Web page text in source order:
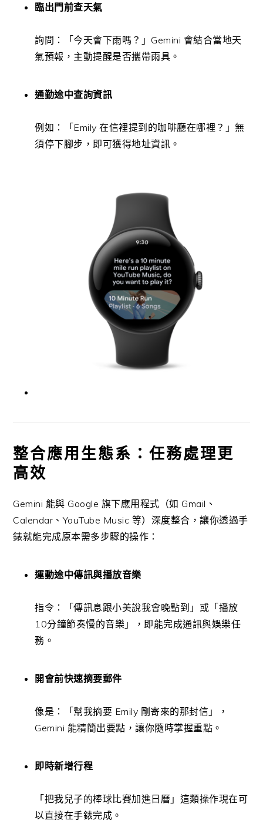
臨出門前查天氣
詢問：「今天會下雨嗎？」Gemini 會結合當地天
氣預報，主動提醒是否攜帶雨具。
通勤途中查詢資訊
例如：「Emily 在信裡提到的咖啡廳在哪裡？」無
須停下腳步，即可獲得地址資訊。
整合應用生態系：任務處理更
高效
Gemini 能與 Google 旗下應用程式（如 Gmail、
Calendar、YouTube Music 等）深度整合，讓你透過手
錶就能完成原本需多步驟的操作：
運動途中傳訊與播放音樂
指令：「傳訊息跟小美說我會晚點到」或「播放
10分鐘節奏慢的音樂」，即能完成通訊與娛樂任
務。
開會前快速摘要郵件
像是：「幫我摘要 Emily 剛寄來的那封信」，
Gemini 能精簡出要點，讓你隨時掌握重點。
即時新增行程
「把我兒子的棒球比賽加進日曆」這類操作現在可
以直接在手錶完成。